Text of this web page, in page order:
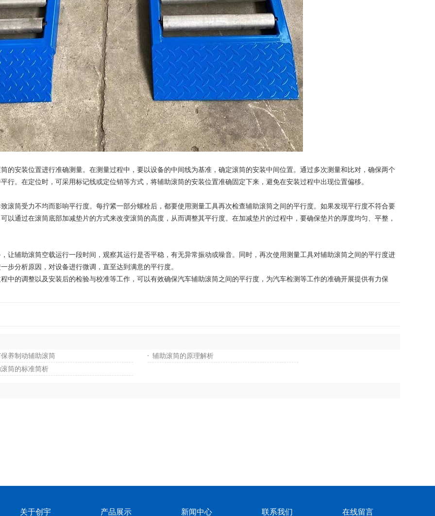
安装位置进行准确测量。在测量过程中，要以设备的中间线为基准，确定滚筒的安装中间位置。通过多次测量和比对，确保两个
行。在定位时，可采用标记线或定位销等方式，将辅助滚筒的安装位置准确固定下来，避免在安装过程中出现位置偏移。
筒受力不均而影响平行度。每拧紧一部分螺栓后，都要使用测量工具再次检查辅助滚筒之间的平行度。如果发现平行度不符合要
以通过在滚筒底部加减垫片的方式来改变滚筒的高度，从而调整其平行度。在加减垫片的过程中，要确保垫片的厚度均匀、平整，
辅助滚筒空载运行一段时间，观察其运行是否平稳，有无异常振动或噪音。同时，再次使用测量工具对辅助滚筒之间的平行度进
步分析原因，对设备进行微调，直至达到满意的平行度。
的调整以及安装后的检验与校准等工作，可以有效确保汽车辅助滚筒之间的平行度，为汽车检测等工作的准确开展提供有力保
养制动辅助滚筒
辅助滚筒的原理解析
筒的标准简析
关于创宇 产品展示 新闻中心 联系我们 在线留言